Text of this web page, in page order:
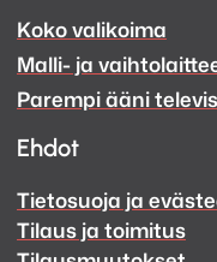
Ääni
Facebook
Ääni
Instagram
Koko valikoima
Malli- ja
Parempi ääni
Ehdot
Tietosuoja ja
Tilaus ja toimitus